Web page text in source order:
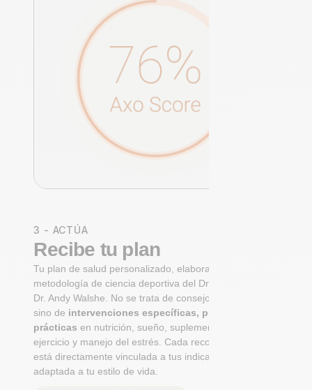
3 - ACTÚA
Recibe tu plan
Tu plan de salud personalizado, elaborado con la
metodología de ciencia deportiva del Dr. Niko Mihic y el
Dr. Andy Walshe. No se trata de consejos genéricos,
sino de intervenciones específicas, priorizadas y
prácticasen nutrición, sueño, suplementación,
ejercicio y manejo del estrés. Cada recomendación
está directamente vinculada a tus indicadores y
adaptada a tu estilo de vida.